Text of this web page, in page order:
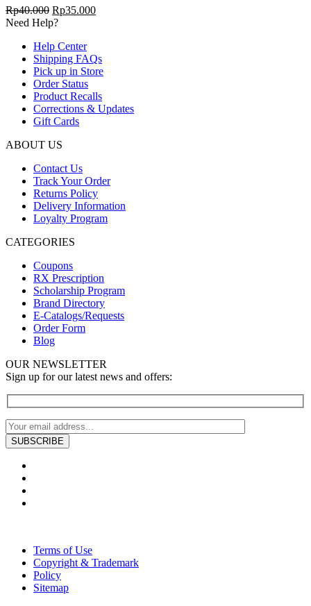
Rp40.000 Harga
aslinya
Rp40.000.
Rp35.000Harga
Rp35.000.
Need Help?
Help Center
Shipping FAQs
Pick up in Store
Order Status
Product Recalls
Corrections & Updates
Gift Cards
ABOUT US
Contact Us
Track Your Order
Returns Policy
Delivery Information
Loyalty Program
CATEGORIES
Coupons
RX Prescription
Scholarship Program
Brand Directory
E-Catalogs/Requests
Order Form
Blog
OUR NEWSLETTER
Sign up for our latest news and offers:
Terms of Use
Copyright & Trademark
Policy
Sitemap